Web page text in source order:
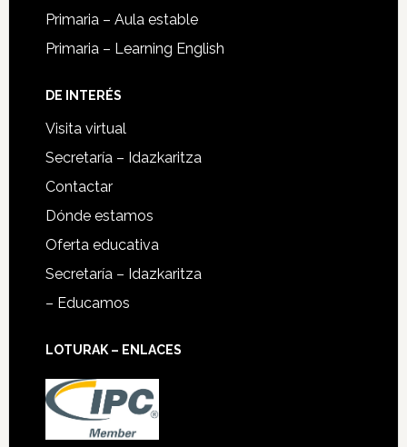
Primaria – Aula estable
Primaria – Learning English
DE INTERÉS
Visita virtual
Secretaría – Idazkaritza
Contactar
Dónde estamos
Oferta educativa
Secretaría – Idazkaritza
– Educamos
LOTURAK – ENLACES